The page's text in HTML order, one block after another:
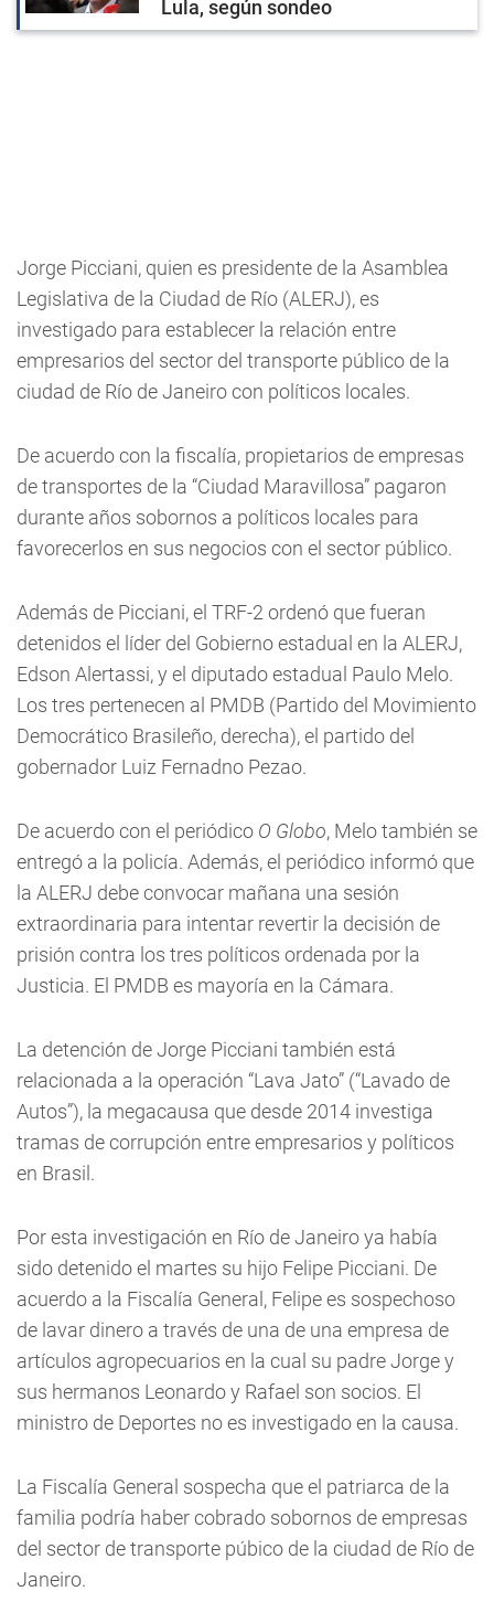
Lula, según sondeo
Jorge Picciani, quien es presidente de la Asamblea
Legislativa de la Ciudad de Río (ALERJ), es
investigado para establecer la relación entre
empresarios del sector del transporte público de la
ciudad de Río de Janeiro con políticos locales.
De acuerdo con la fiscalía, propietarios de empresas
de transportes de la “Ciudad Maravillosa” pagaron
durante años sobornos a políticos locales para
favorecerlos en sus negocios con el sector público.
Además de Picciani, el TRF-2 ordenó que fueran
detenidos el líder del Gobierno estadual en la ALERJ,
Edson Alertassi, y el diputado estadual Paulo Melo.
Los tres pertenecen al PMDB (Partido del Movimiento
Democrático Brasileño, derecha), el partido del
gobernador Luiz Fernadno Pezao.
De acuerdo con el periódico O Globo, Melo también se
entregó a la policía. Además, el periódico informó que
la ALERJ debe convocar mañana una sesión
extraordinaria para intentar revertir la decisión de
prisión contra los tres políticos ordenada por la
Justicia. El PMDB es mayoría en la Cámara.
La detención de Jorge Picciani también está
relacionada a la operación “Lava Jato” (“Lavado de
Autos”), la megacausa que desde 2014 investiga
tramas de corrupción entre empresarios y políticos
en Brasil.
Por esta investigación en Río de Janeiro ya había
sido detenido el martes su hijo Felipe Picciani. De
acuerdo a la Fiscalía General, Felipe es sospechoso
de lavar dinero a través de una de una empresa de
artículos agropecuarios en la cual su padre Jorge y
sus hermanos Leonardo y Rafael son socios. El
ministro de Deportes no es investigado en la causa.
La Fiscalía General sospecha que el patriarca de la
familia podría haber cobrado sobornos de empresas
del sector de transporte púbico de la ciudad de Río de
Janeiro.